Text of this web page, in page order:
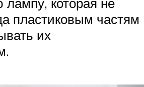
пластиковым частям
их